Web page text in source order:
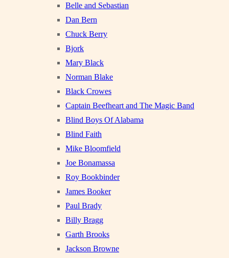
Belle and Sebastian
Dan Bern
Chuck Berry
Bjork
Mary Black
Norman Blake
Black Crowes
Captain Beefheart and The Magic Band
Blind Boys Of Alabama
Blind Faith
Mike Bloomfield
Joe Bonamassa
Roy Bookbinder
James Booker
Paul Brady
Billy Bragg
Garth Brooks
Jackson Browne